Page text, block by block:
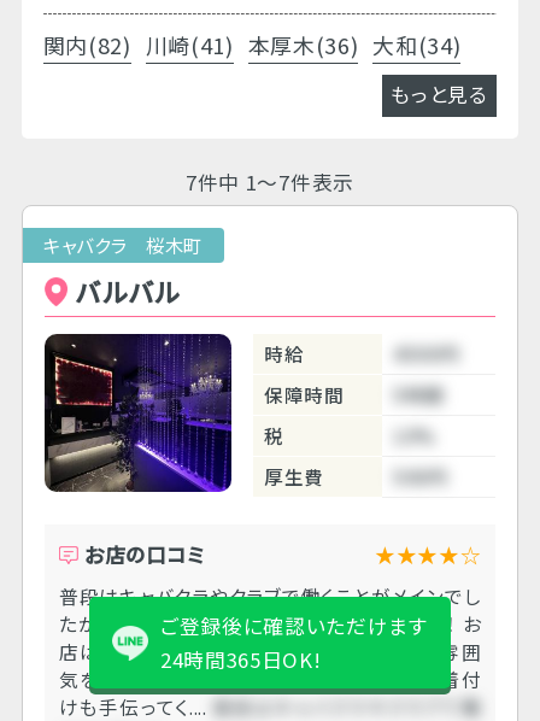
関内(82) 川崎(41) 本厚木(36) 大和(34)
もっと見る
7件中 1～7件表示
キャバクラ 桜木町
バルバル
時給
4500円
保障時間
5時間
税
10%
厚生費
500円
お店の口コミ ★★★★☆
普段はキャバクラやクラブで働くことがメインでし
たが、一風変わっているお店と出会えました！ お
店はキャバクラなんですが、アットホームな雰囲
気を感じました。 ヘアメイクさんはドレスの着付
けも手伝ってく.... 普段はキャバクラやクラブで働
ご登録後に確認いただけます
24時間365日OK!